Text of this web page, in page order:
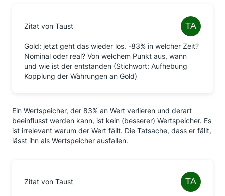
Zitat von Taust
Gold: jetzt geht das wieder los. -83% in welcher Zeit?
Nominal oder real? Von welchem Punkt aus, wann
und wie ist der entstanden (Stichwort: Aufhebung
Kopplung der Währungen an Gold)
Ein Wertspeicher, der 83% an Wert verlieren und derart
beeinflusst werden kann, ist kein (besserer) Wertspeicher. Es
ist irrelevant warum der Wert fällt. Die Tatsache, dass er fällt,
lässt ihn als Wertspeicher ausfallen.
Zitat von Taust